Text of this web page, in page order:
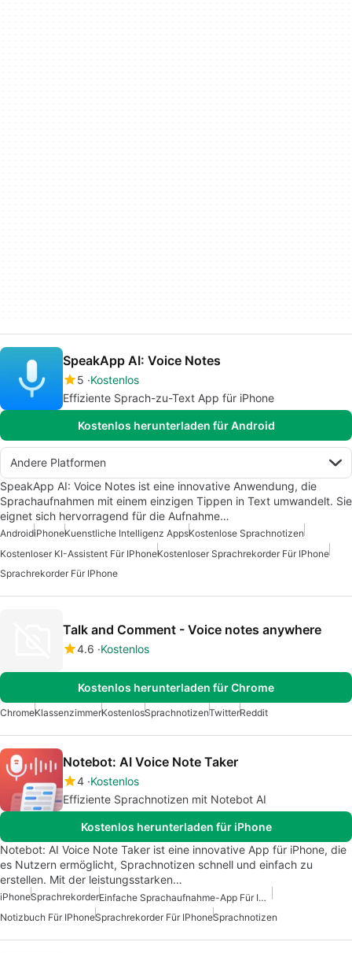
SpeakApp AI: Voice Notes
5 Kostenlos
Effiziente Sprach-zu-Text App für iPhone
Kostenlos herunterladen für Android
Andere Platformen
SpeakApp AI: Voice Notes ist eine innovative Anwendung, die
Sprachaufnahmen mit einem einzigen Tippen in Text umwandelt. Sie
eignet sich hervorragend für die Aufnahme…
AndroidiPhoneKuenstliche Intelligenz AppsKostenlose Sprachnotizen
Kostenloser KI-Assistent Für IPhoneKostenloser Sprachrekorder Für IPhone
Sprachrekorder Für IPhone
Talk and Comment - Voice notes anywhere
4.6 Kostenlos
Kostenlos herunterladen für Chrome
ChromeKlassenzimmerKostenlosSprachnotizenTwitterReddit
Notebot: AI Voice Note Taker
4 Kostenlos
Effiziente Sprachnotizen mit Notebot AI
Kostenlos herunterladen für iPhone
Notebot: AI Voice Note Taker ist eine innovative App für iPhone, die
es Nutzern ermöglicht, Sprachnotizen schnell und einfach zu
erstellen. Mit der leistungsstarken…
iPhoneSprachrekorder
Einfache Sprachaufnahme-App Für IPhone
Notizbuch Für IPhoneSprachrekorder Für IPhoneSprachnotizen